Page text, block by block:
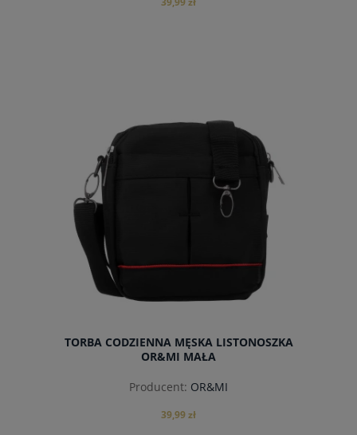
TORBA CODZIENNA MĘSKA LISTONOSZKA
OR&MI MAŁA
Producent: OR&MI
39,99 zł